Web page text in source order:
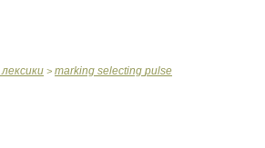
лексики > marking selecting pulse